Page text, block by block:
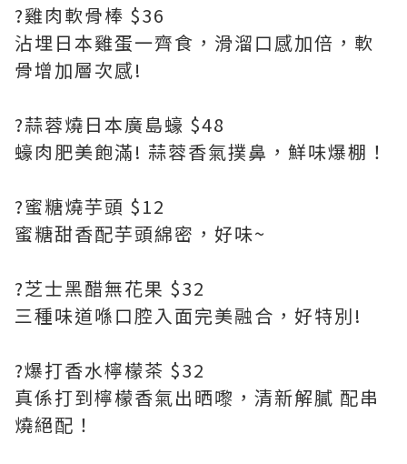
?雞肉軟骨棒 $36
沾埋日本雞蛋一齊食，滑溜口感加倍，軟
骨增加層次感!
?蒜蓉燒日本廣島蠔 $48
蠔肉肥美飽滿! 蒜蓉香氣撲鼻，鮮味爆棚！
?蜜糖燒芋頭 $12
蜜糖甜香配芋頭綿密，好味~
?芝士黑醋無花果 $32
三種味道喺口腔入面完美融合，好特別!
?爆打香水檸檬茶 $32
真係打到檸檬香氣出晒嚟，清新解膩 配串
燒絕配！